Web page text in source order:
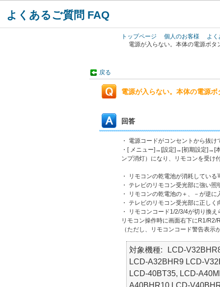
よくあるご質問 FAQ
トップページ 個人のお客様
よく
電源が入らない。本体の電源ボ
戻る
電源が入らない。本体の電源
回答
・ 電源コードがコンセントから抜け
・[ メニュー]→[設定]→[初期設定]→[
ンプ消灯）になり、リモコンを受け
・ リモコンの乾電池が消耗してい
・ テレビのリモコン受光部に強い
・ リモコンの乾電池の＋、－が逆
・ テレビのリモコン受光部に正しく
・ リモコンコード1/2/3/4が切り換
リモコン操作時に画面右下にR1/
（ただし、リモコンコード警告表
対象機種
LCD-
LCD-A32BHR9 LCD-
LCD-40BT35, LCD-
A40BHR10 LCD-